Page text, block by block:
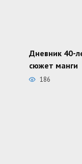
Дневник 40-
сюжет манги
186